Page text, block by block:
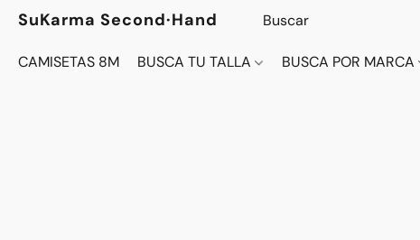
SuKarma Second·Hand
CAMISETAS 8M BUSCA TU TALLA BUSCA POR MARCA